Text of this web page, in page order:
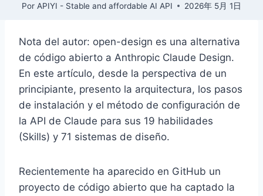
Por APIYI - Stable and affordable AI API 2026年 5月 1日
Nota del autor: open-design es una alternativa
de código abierto a Anthropic Claude Design.
En este artículo, desde la perspectiva de un
principiante, presento la arquitectura, los pasos
de instalación y el método de configuración de
la API de Claude para sus 19 habilidades
(Skills) y 71 sistemas de diseño.
Recientemente ha aparecido en GitHub un
proyecto de código abierto que ha captado la